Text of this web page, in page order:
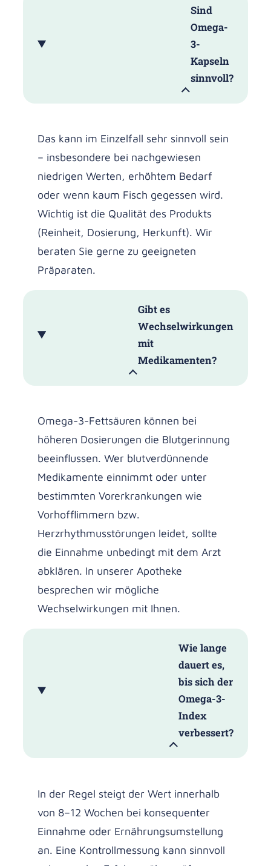
Sind
Omega-
3-
Kapseln
sinnvoll?
Das kann im Einzelfall sehr sinnvoll sein
– insbesondere bei nachgewiesen
niedrigen Werten, erhöhtem Bedarf
oder wenn kaum Fisch gegessen wird.
Wichtig ist die Qualität des Produkts
(Reinheit, Dosierung, Herkunft). Wir
beraten Sie gerne zu geeigneten
Präparaten.
Gibt es
Wechselwirkungen
mit
Medikamenten?
Omega-3-Fettsäuren können bei
höheren Dosierungen die Blutgerinnung
beeinflussen. Wer blutverdünnende
Medikamente einnimmt oder unter
bestimmten Vorerkrankungen wie
Vorhofflimmern bzw.
Herzrhythmusstörungen leidet, sollte
die Einnahme unbedingt mit dem Arzt
abklären. In unserer Apotheke
besprechen wir mögliche
Wechselwirkungen mit Ihnen.
Wie lange
dauert es,
bis sich der
Omega-3-
Index
verbessert?
In der Regel steigt der Wert innerhalb
von 8–12 Wochen bei konsequenter
Einnahme oder Ernährungsumstellung
an. Eine Kontrollmessung kann sinnvoll